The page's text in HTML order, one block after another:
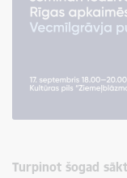
Turpinot šogad